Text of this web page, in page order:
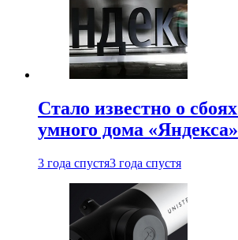
Стало известно о
умного дома «Яндекса»
3 года спустя3 года спустя